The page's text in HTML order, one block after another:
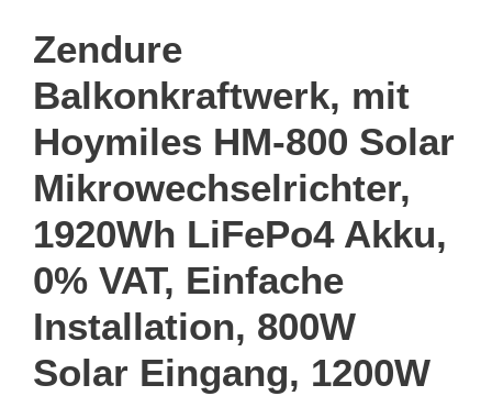
Zendure
Balkonkraftwerk, mit
Hoymiles HM-800 Solar
Mikrowechselrichter,
1920Wh LiFePo4 Akku,
0% VAT, Einfache
Installation, 800W
Solar Eingang, 1200W